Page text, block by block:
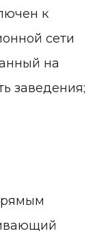
к
сети
на
заведения;